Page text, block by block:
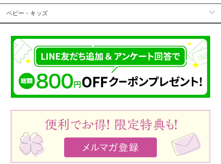
ベビー・キッズ